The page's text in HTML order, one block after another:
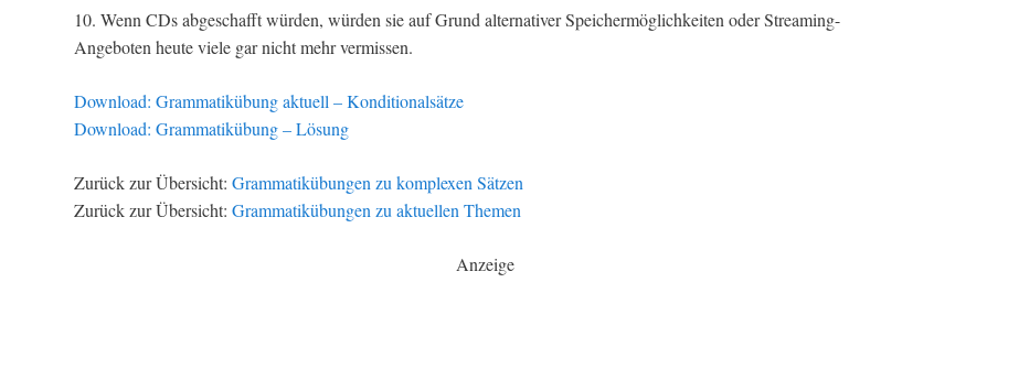
10. Wenn CDs abgeschafft würden, würden sie auf Grund alternativer Speichermöglichkeiten oder Streaming-
Angeboten heute viele gar nicht mehr vermissen.
Download: Grammatikübung aktuell – Konditionalsätze
Download: Grammatikübung – Lösung
Zurück zur Übersicht: Grammatikübungen zu komplexen Sätzen
Zurück zur Übersicht: Grammatikübungen zu aktuellen Themen
Anzeige